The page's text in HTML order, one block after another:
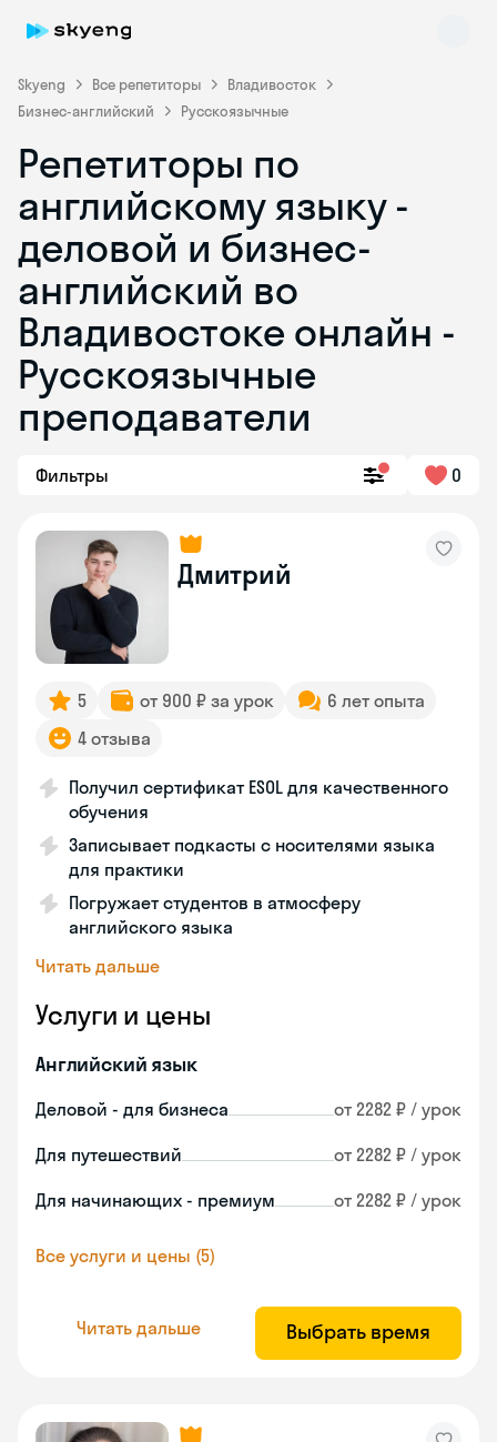
Skyeng Все репетиторы
Владивосток
Бизнес-английский
Русскоязычные
Репетиторы по
английскому языку -
деловой и бизнес-
английский во
Владивостоке онлайн -
Русскоязычные
преподаватели
Фильтры 0
Дмитрий
5 от 900 ₽ за урок
6 лет опыта
4 отзыва
Получил сертификат ESOL для качественного
обучения
Записывает подкасты с носителями языка
для практики
Погружает студентов в атмосферу
английского языка
Читать дальше
Услуги и цены
Английский язык
Деловой - для бизнеса от 2282 ₽ / урок
Для путешествий от 2282 ₽ / урок
Для начинающих - премиум от 2282 ₽ / урок
Все услуги и цены (5)
Читать дальше Выбрать время
Skyeng Chat